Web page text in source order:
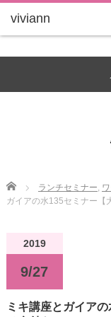
Home ランチセミナー,
ガイアの水135セミナー【
2019
9/27
ミキ講座とガイア